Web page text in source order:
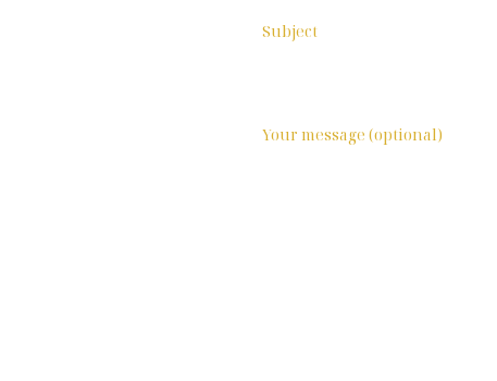
Subject
Your message (optional)